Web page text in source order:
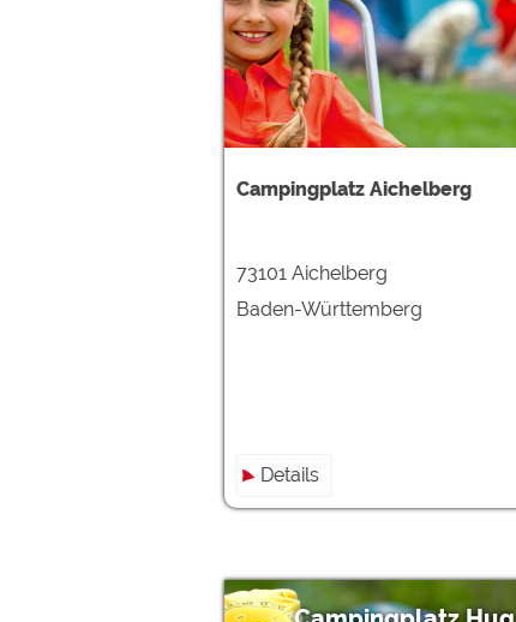
Campingplatz Aichelberg
73101 Aichelberg
Baden-Württemberg
Details